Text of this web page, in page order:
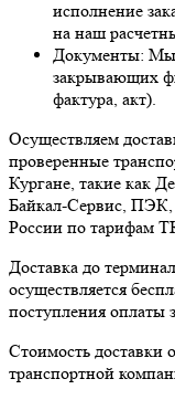
исполнение
на наш
Документы: Мы
закрывающих
фактура, акт).
Осуществляем
проверенные
Кургане, такие как
Байкал-Сервис,
России по тарифам
Доставка до
осуществляется
поступления оплаты
Стоимость доставки
транспортной